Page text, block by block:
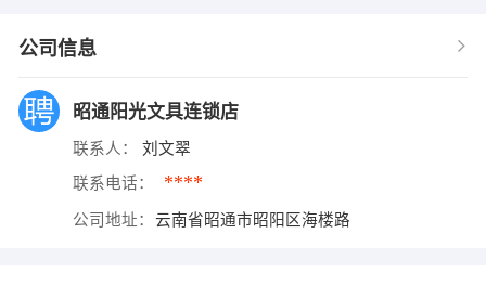
公司信息
昭通阳光文具连锁店
联系人： 刘文翠
联系电话： ****
公司地址： 云南省昭通市昭阳区海楼路